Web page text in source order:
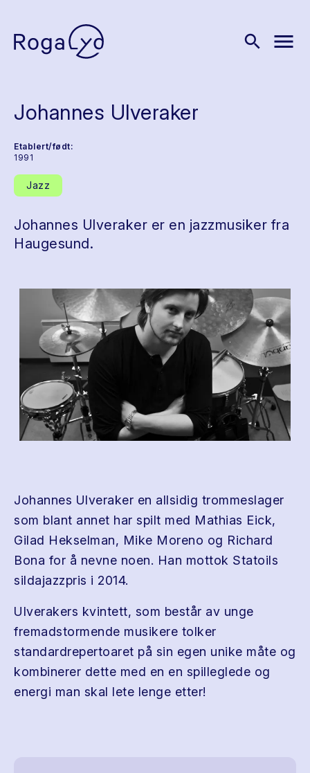
search menu
Johannes Ulveraker
Etablert/født:
1991
Jazz
Johannes Ulveraker er en jazzmusiker fra
Haugesund.
Johannes Ulveraker en allsidig trommeslager
som blant annet har spilt med Mathias Eick,
Gilad Hekselman, Mike Moreno og Richard
Bona for å nevne noen. Han mottok Statoils
sildajazzpris i 2014.
Ulverakers kvintett, som består av unge
fremadstormende musikere tolker
standardrepertoaret på sin egen unike måte og
kombinerer dette med en en spilleglede og
energi man skal lete lenge etter!